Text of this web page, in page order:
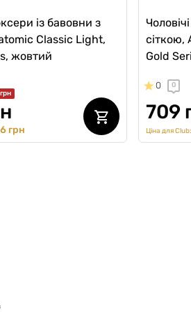
із бавовни з
Classic Light,
жовтий
грн
сіткою,
Gold
0 0
709
Ціна для Club: